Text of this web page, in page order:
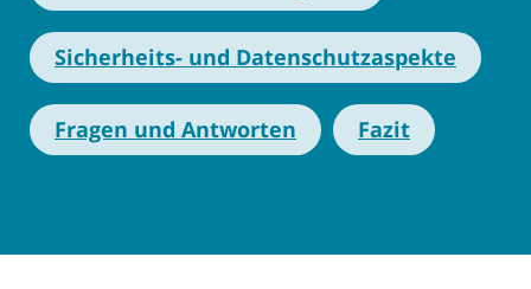
Sicherheits- und Datenschutzaspekte
Fragen und Antworten Fazit